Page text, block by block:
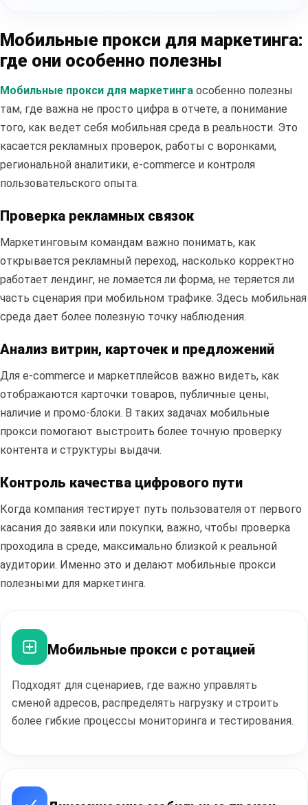
Мобильные прокси для маркетинга:
где они особенно полезны
Мобильные прокси для маркетинга особенно полезны
там, где важна не просто цифра в отчете, а понимание
того, как ведет себя мобильная среда в реальности. Это
касается рекламных проверок, работы с воронками,
региональной аналитики, e-commerce и контроля
пользовательского опыта.
Проверка рекламных связок
Маркетинговым командам важно понимать, как
открывается рекламный переход, насколько корректно
работает лендинг, не ломается ли форма, не теряется ли
часть сценария при мобильном трафике. Здесь мобильная
среда дает более полезную точку наблюдения.
Анализ витрин, карточек и предложений
Для e-commerce и маркетплейсов важно видеть, как
отображаются карточки товаров, публичные цены,
наличие и промо-блоки. В таких задачах мобильные
прокси помогают выстроить более точную проверку
контента и структуры выдачи.
Контроль качества цифрового пути
Когда компания тестирует путь пользователя от первого
касания до заявки или покупки, важно, чтобы проверка
проходила в среде, максимально близкой к реальной
аудитории. Именно это и делают мобильные прокси
полезными для маркетинга.
Мобильные прокси с ротацией
Подходят для сценариев, где важно управлять
сменой адресов, распределять нагрузку и строить
более гибкие процессы мониторинга и тестирования.
Полезные статьи